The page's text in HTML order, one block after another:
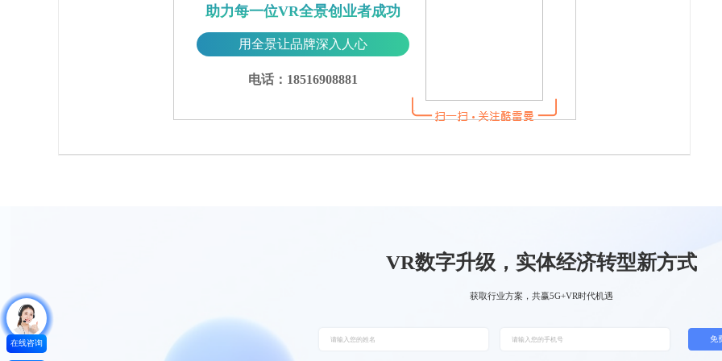
助力每一位VR全景创业者成功
用全景让品牌深入人心
电话：18516908881
在线咨询
VR数字升级，实体经济转型新方式
获取行业方案，共赢5G+VR时代机遇
免